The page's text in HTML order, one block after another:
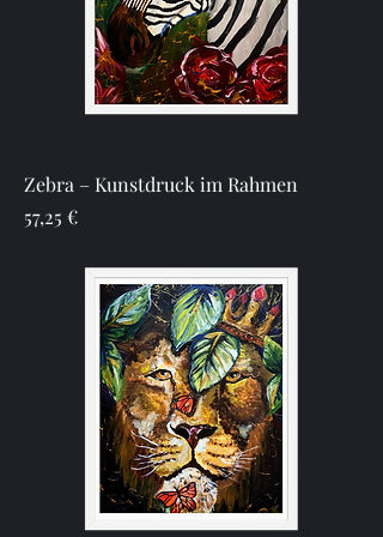
Zebra – Kunstdruck im Rahmen
Preis
57,25 €